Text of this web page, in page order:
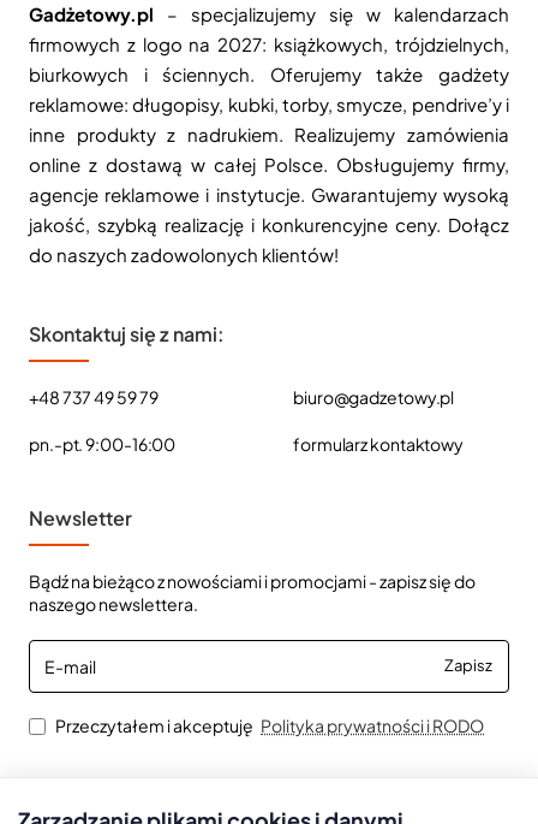
Gadżetowy.pl – specjalizujemy się w kalendarzach
firmowych z logo na 2027: książkowych, trójdzielnych,
biurkowych i ściennych. Oferujemy także gadżety
reklamowe: długopisy, kubki, torby, smycze, pendrive’y i
inne produkty z nadrukiem. Realizujemy zamówienia
online z dostawą w całej Polsce. Obsługujemy firmy,
agencje reklamowe i instytucje. Gwarantujemy wysoką
jakość, szybką realizację i konkurencyjne ceny. Dołącz
do naszych zadowolonych klientów!
Skontaktuj się z nami:
+48 737 49 59 79
pn.-pt. 9:00-16:00
biuro@gadzetowy.pl
formularz kontaktowy
Newsletter
Bądź na bieżąco z nowościami i promocjami - zapisz się do
naszego newslettera.
E-
mail
Zapisz
Przeczytałem i akceptuję Polityka prywatności i RODO